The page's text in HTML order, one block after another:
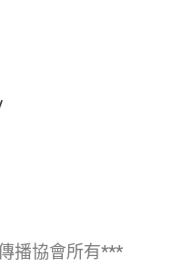
播協會所有***